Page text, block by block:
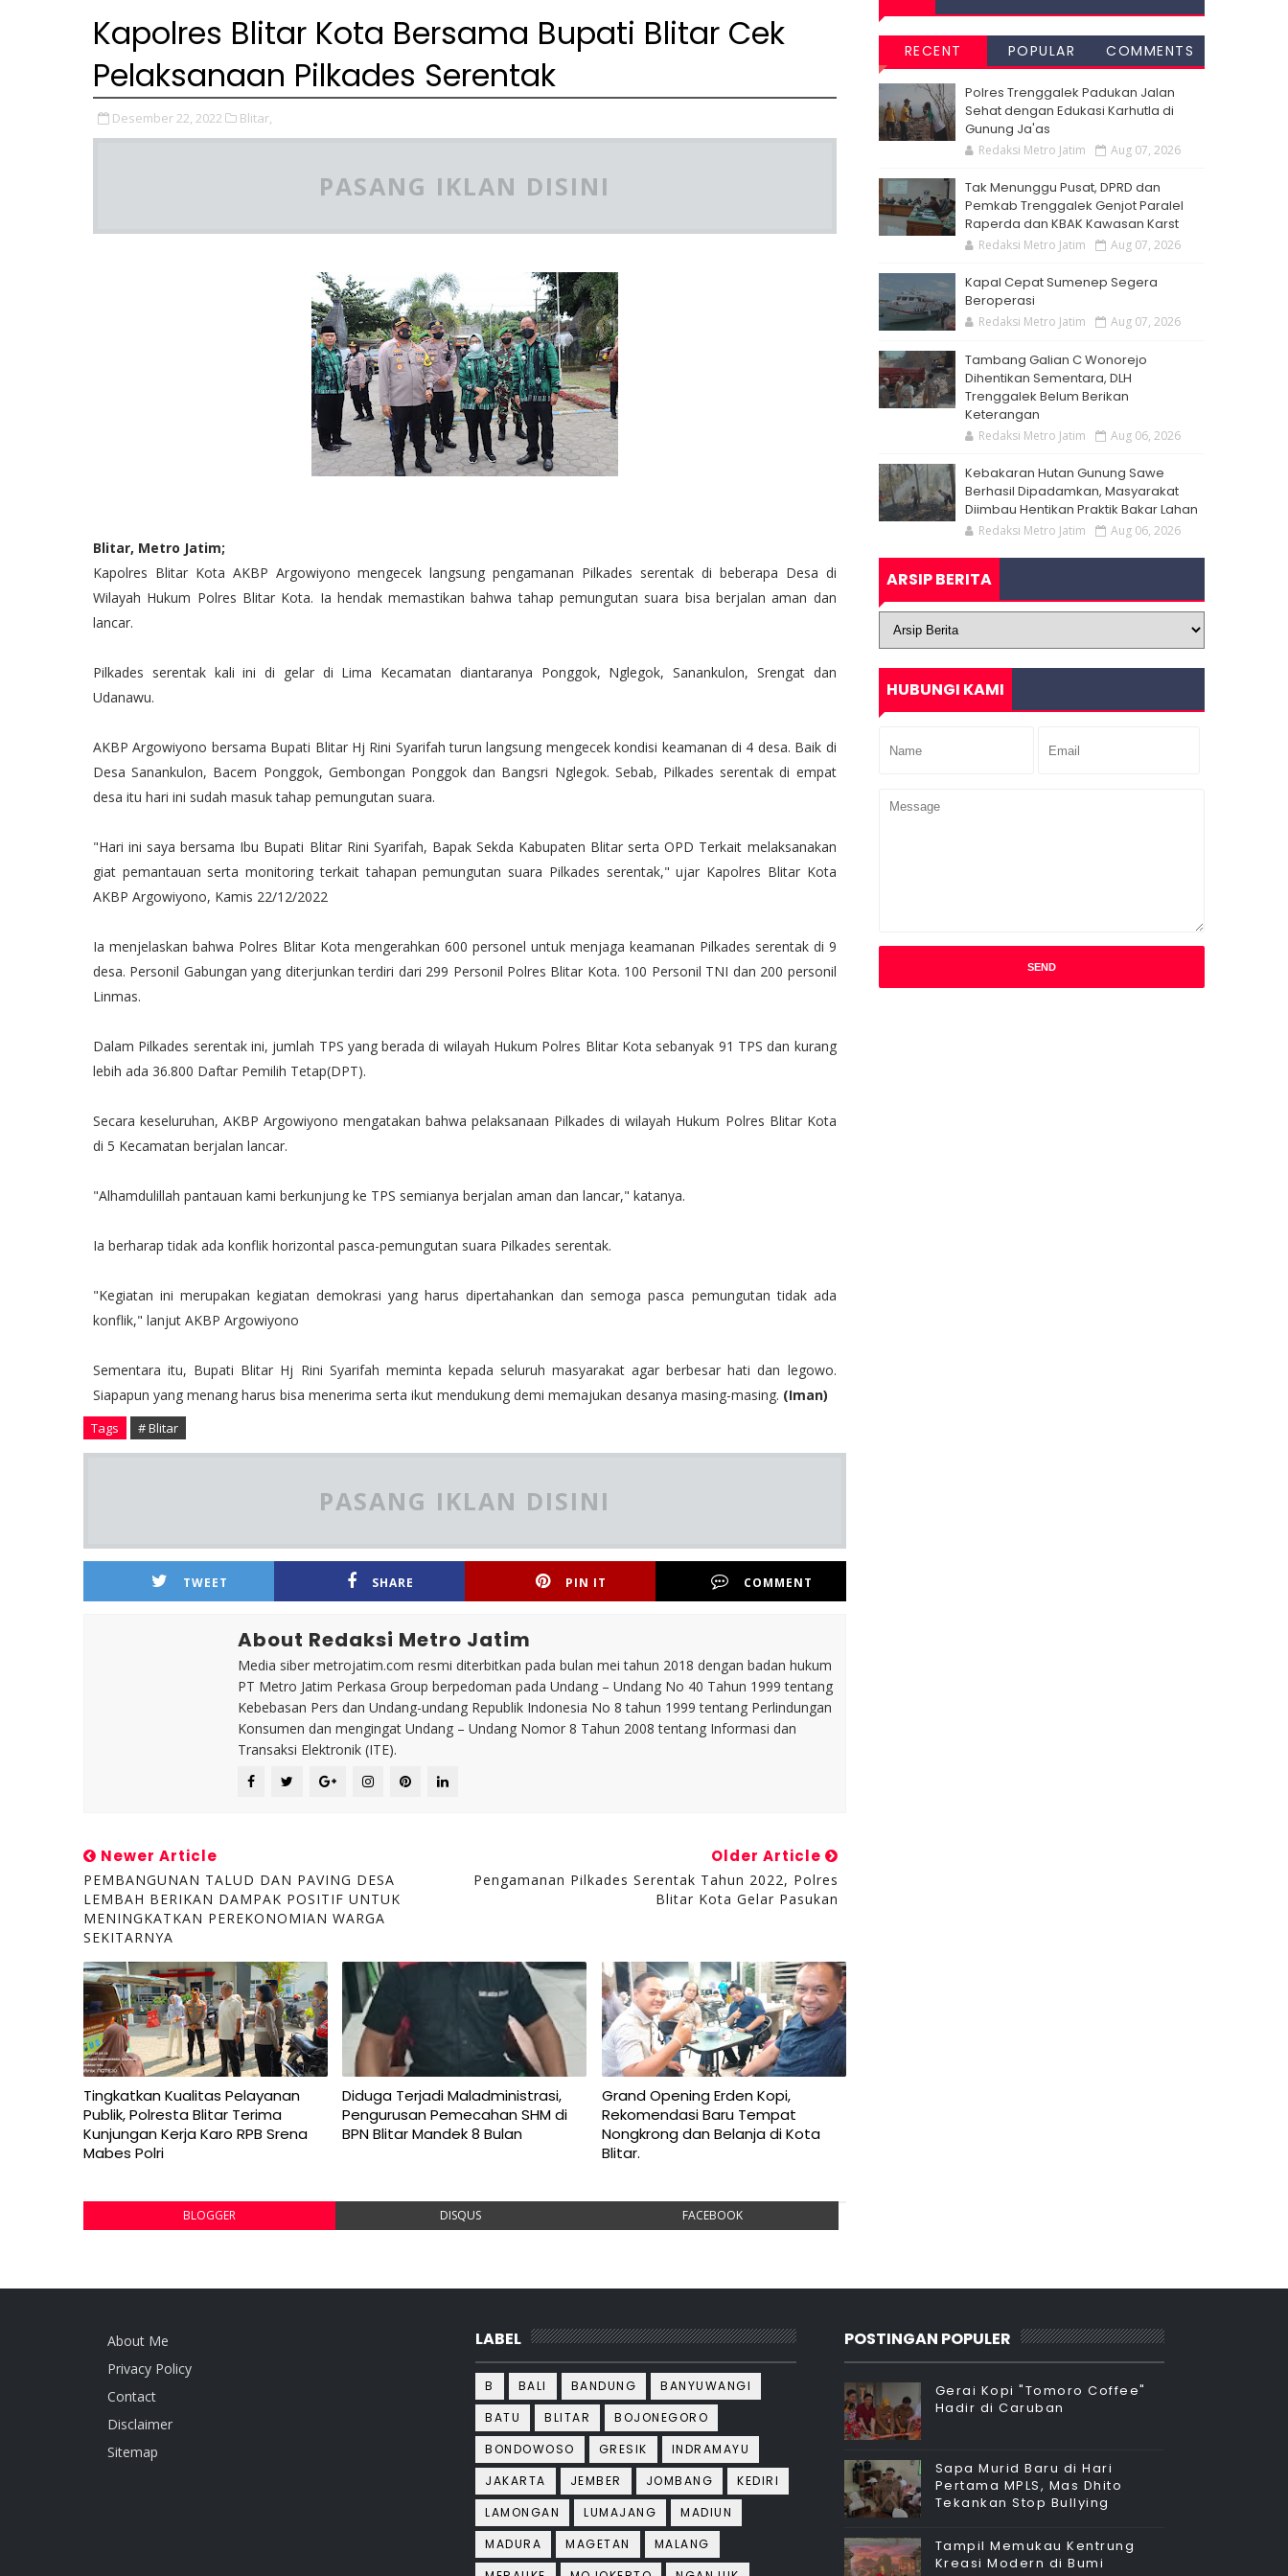
Kapolres Blitar Kota Bersama Bupati Blitar Cek
Pelaksanaan Pilkades Serentak
Desember 22, 2022 Blitar,
PASANG IKLAN DISINI
Blitar, Metro Jatim;
Kapolres Blitar Kota AKBP Argowiyono mengecek langsung pengamanan Pilkades serentak di beberapa Desa di
Wilayah Hukum Polres Blitar Kota. Ia hendak memastikan bahwa tahap pemungutan suara bisa berjalan aman dan
lancar.
Pilkades serentak kali ini di gelar di Lima Kecamatan diantaranya Ponggok, Nglegok, Sanankulon, Srengat dan
Udanawu.
AKBP Argowiyono bersama Bupati Blitar Hj Rini Syarifah turun langsung mengecek kondisi keamanan di 4 desa. Baik di
Desa Sanankulon, Bacem Ponggok, Gembongan Ponggok dan Bangsri Nglegok. Sebab, Pilkades serentak di empat
desa itu hari ini sudah masuk tahap pemungutan suara.
"Hari ini saya bersama Ibu Bupati Blitar Rini Syarifah, Bapak Sekda Kabupaten Blitar serta OPD Terkait melaksanakan
giat pemantauan serta monitoring terkait tahapan pemungutan suara Pilkades serentak," ujar Kapolres Blitar Kota
AKBP Argowiyono, Kamis 22/12/2022
Ia menjelaskan bahwa Polres Blitar Kota mengerahkan 600 personel untuk menjaga keamanan Pilkades serentak di 9
desa. Personil Gabungan yang diterjunkan terdiri dari 299 Personil Polres Blitar Kota. 100 Personil TNI dan 200 personil
Linmas.
Dalam Pilkades serentak ini, jumlah TPS yang berada di wilayah Hukum Polres Blitar Kota sebanyak 91 TPS dan kurang
lebih ada 36.800 Daftar Pemilih Tetap(DPT).
Secara keseluruhan, AKBP Argowiyono mengatakan bahwa pelaksanaan Pilkades di wilayah Hukum Polres Blitar Kota
di 5 Kecamatan berjalan lancar.
"Alhamdulillah pantauan kami berkunjung ke TPS semianya berjalan aman dan lancar," katanya.
Ia berharap tidak ada konflik horizontal pasca-pemungutan suara Pilkades serentak.
"Kegiatan ini merupakan kegiatan demokrasi yang harus dipertahankan dan semoga pasca pemungutan tidak ada
konflik," lanjut AKBP Argowiyono
Sementara itu, Bupati Blitar Hj Rini Syarifah meminta kepada seluruh masyarakat agar berbesar hati dan legowo.
Siapapun yang menang harus bisa menerima serta ikut mendukung demi memajukan desanya masing-masing. (Iman)
Tags # Blitar
PASANG IKLAN DISINI
TWEET SHARE PIN IT COMMENT
About Redaksi Metro Jatim
Media siber metrojatim.com resmi diterbitkan pada bulan mei tahun 2018 dengan badan hukum
PT Metro Jatim Perkasa Group berpedoman pada Undang – Undang No 40 Tahun 1999 tentang
Kebebasan Pers dan Undang-undang Republik Indonesia No 8 tahun 1999 tentang Perlindungan
Konsumen dan mengingat Undang – Undang Nomor 8 Tahun 2008 tentang Informasi dan
Transaksi Elektronik (ITE).
Newer Article
PEMBANGUNAN TALUD DAN PAVING DESA
LEMBAH BERIKAN DAMPAK POSITIF UNTUK
MENINGKATKAN PEREKONOMIAN WARGA
SEKITARNYA
Older Article
Pengamanan Pilkades Serentak Tahun 2022, Polres
Blitar Kota Gelar Pasukan
Tingkatkan Kualitas Pelayanan
Publik, Polresta Blitar Terima
Kunjungan Kerja Karo RPB Srena
Mabes Polri
Diduga Terjadi Maladministrasi,
Pengurusan Pemecahan SHM di
BPN Blitar Mandek 8 Bulan
Grand Opening Erden Kopi,
Rekomendasi Baru Tempat
Nongkrong dan Belanja di Kota
Blitar.
BLOGGER DISQUS FACEBOOK
RECENT POPULAR COMMENTS
Polres Trenggalek Padukan Jalan
Sehat dengan Edukasi Karhutla di
Gunung Ja'as
Redaksi Metro Jatim Aug 07, 2026
Tak Menunggu Pusat, DPRD dan
Pemkab Trenggalek Genjot Paralel
Raperda dan KBAK Kawasan Karst
Redaksi Metro Jatim Aug 07, 2026
Kapal Cepat Sumenep Segera
Beroperasi
Redaksi Metro Jatim Aug 07, 2026
Tambang Galian C Wonorejo
Dihentikan Sementara, DLH
Trenggalek Belum Berikan
Keterangan
Redaksi Metro Jatim Aug 06, 2026
Kebakaran Hutan Gunung Sawe
Berhasil Dipadamkan, Masyarakat
Diimbau Hentikan Praktik Bakar Lahan
Redaksi Metro Jatim Aug 06, 2026
ARSIP BERITA
HUBUNGI KAMI
About Me
Privacy Policy
Contact
Disclaimer
Sitemap
LABEL
B BALI BANDUNG
BANYUWANGI
BATU
BLITAR
BOJONEGORO
BONDOWOSO
GRESIK
INDRAMAYU
JAKARTA
JEMBER JOMBANG
KEDIRI
LAMONGAN
LUMAJANG
MADIUN
MADURA
MAGETAN
MALANG
POSTINGAN POPULER
Gerai Kopi "Tomoro Coffee"
Hadir di Caruban
Sapa Murid Baru di Hari
Pertama MPLS, Mas Dhito
Tekankan Stop Bullying
Tampil Memukau Kentrung
Kreasi Modern di Bumi